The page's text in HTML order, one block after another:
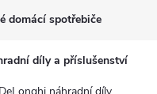
domácí spotřebiče
díly a příslušenství